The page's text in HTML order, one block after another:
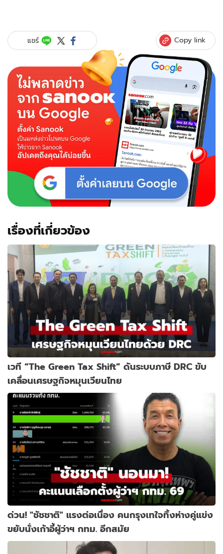
แชร์ Copy link
เรื่องที่เกี่ยวข้อง
เวที “The Green Tax Shift” ดันระบบภาษี DRC ขับ
เคลื่อนเศรษฐกิจหมุนเวียนไทย
ด่วน! "ชัชชาติ" แรงต่อเนื่อง คนกรุงเทใจทิ้งห่างคู่แข่ง
ขยับนั่งเก้าอี้ผู้ว่าฯ กทม. อีกสมัย